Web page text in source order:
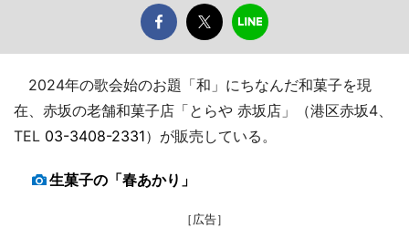
2024年の歌会始のお題「和」にちなんだ和菓子を現
在、赤坂の老舗和菓子店「とらや 赤坂店」（港区赤坂4、
TEL 03-3408-2331）が販売している。
生菓子の「春あかり」
［広告］